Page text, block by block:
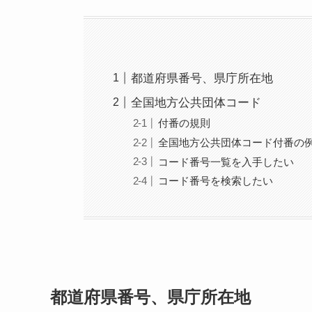
都道府県番号、県庁所在地
全国地方公共団体コード
付番の規則
全国地方公共団体コード付番の
コード番号一覧を入手したい
コード番号を検索したい
都道府県番号、県庁所在地